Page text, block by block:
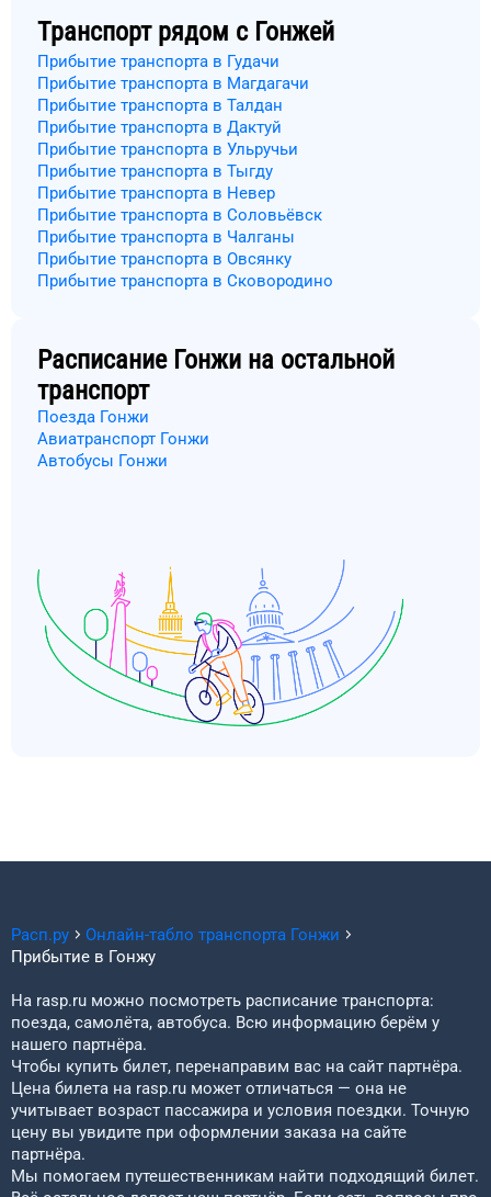
Транспорт рядом с Гонжей
Прибытие транспорта в Гудачи
Прибытие транспорта в Магдагачи
Прибытие транспорта в Талдан
Прибытие транспорта в Дактуй
Прибытие транспорта в Ульручьи
Прибытие транспорта в Тыгду
Прибытие транспорта в Невер
Прибытие транспорта в Соловьёвск
Прибытие транспорта в Чалганы
Прибытие транспорта в Овсянку
Прибытие транспорта в Сковородино
Расписание Гонжи на остальной
транспорт
Поезда Гонжи
Авиатранспорт Гонжи
Автобусы Гонжи
Расп.ру Онлайн-табло транспорта Гонжи
Прибытие в Гонжу
На rasp.ru можно посмотреть расписание транспорта:
поезда, самолёта, автобуса. Всю информацию берём у
нашего партнёра.
Чтобы купить билет, перенаправим вас на сайт партнёра.
Цена билета на rasp.ru может отличаться — она не
учитывает возраст пассажира и условия поездки. Точную
цену вы увидите при оформлении заказа на сайте
партнёра.
Мы помогаем путешественникам найти подходящий билет.